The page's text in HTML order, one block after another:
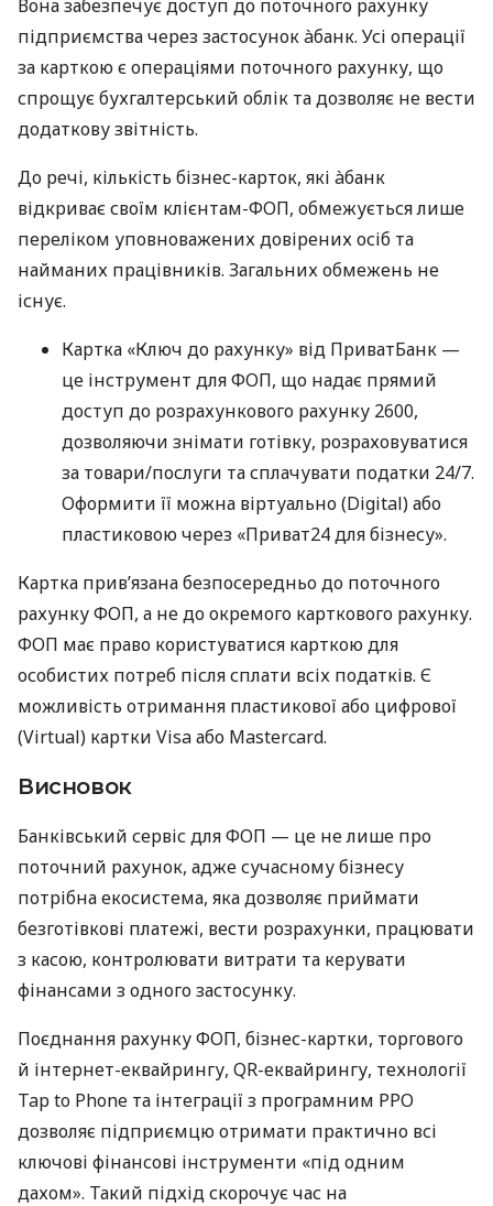
Вона забезпечує доступ до поточного рахунку
підприємства через застосунок àбанк. Усі операції
за карткою є операціями поточного рахунку, що
спрощує бухгалтерський облік та дозволяє не вести
додаткову звітність.
До речі, кількість бізнес-карток, які àбанк
відкриває своїм клієнтам-ФОП, обмежується лише
переліком уповноважених довірених осіб та
найманих працівників. Загальних обмежень не
існує.
Картка «Ключ до рахунку» від ПриватБанк —
це інструмент для ФОП, що надає прямий
доступ до розрахункового рахунку 2600,
дозволяючи знімати готівку, розраховуватися
за товари/послуги та сплачувати податки 24/7.
Оформити її можна віртуально (Digital) або
пластиковою через «Приват24 для бізнесу».
Картка прив’язана безпосередньо до поточного
рахунку ФОП, а не до окремого карткового рахунку.
ФОП має право користуватися карткою для
особистих потреб після сплати всіх податків. Є
можливість отримання пластикової або цифрової
(Virtual) картки Visa або Mastercard.
Висновок
Банківський сервіс для ФОП — це не лише про
поточний рахунок, адже сучасному бізнесу
потрібна екосистема, яка дозволяє приймати
безготівкові платежі, вести розрахунки, працювати
з касою, контролювати витрати та керувати
фінансами з одного застосунку.
Поєднання рахунку ФОП, бізнес-картки, торгового
й інтернет-еквайрингу, QR-еквайрингу, технології
Tap to Phone та інтеграції з програмним РРО
дозволяє підприємцю отримати практично всі
ключові фінансові інструменти «під одним
дахом». Такий підхід скорочує час на